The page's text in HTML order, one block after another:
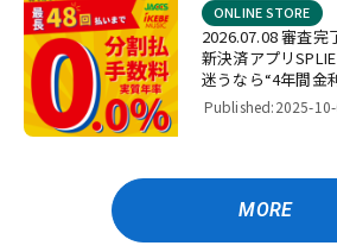
2026.07.08 審査完
新決済アプリ
迷うなら“4年間金
金利キャンペーン
ONLINE STORE
Published:2025-
MORE